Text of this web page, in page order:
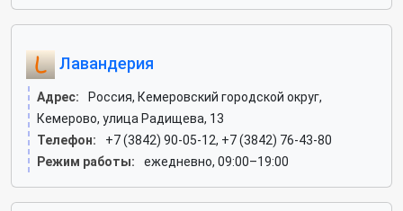
Лавандерия
Адрес:
Россия, Кемеровский городской округ,
Кемерово, улица Радищева, 13
Телефон:
+7 (3842) 90-05-12, +7 (3842) 76-43-80
Режим работы:
ежедневно, 09:00–19:00